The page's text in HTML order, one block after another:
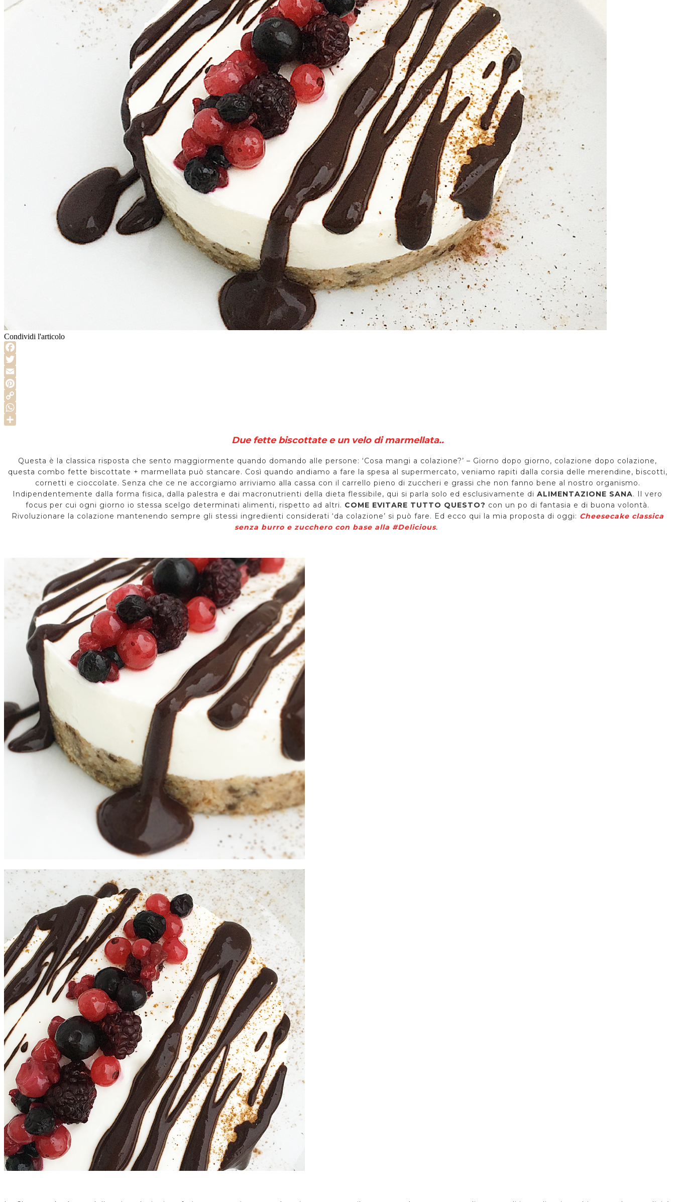
Condividi l'articolo
Facebook
Twitter
Email
Pinterest
Copy
Link
WhatsApp
Due fette biscottate e un velo di marmellata..
Questa è la classica risposta che sento maggiormente quando domando alle persone: ‘Cosa mangi a colazione?’ – Giorno dopo giorno, colazione dopo colazione,
questa combo fette biscottate + marmellata può stancare. Così quando andiamo a fare la spesa al supermercato, veniamo rapiti dalla corsia delle merendine, biscotti,
cornetti e cioccolate. Senza che ce ne accorgiamo arriviamo alla cassa con il carrello pieno di zuccheri e grassi che non fanno bene al nostro organismo.
Indipendentemente dalla forma fisica, dalla palestra e dai macronutrienti della dieta flessibile, qui si parla solo ed esclusivamente di ALIMENTAZIONE SANA. Il vero
focus per cui ogni giorno io stessa scelgo determinati alimenti, rispetto ad altri. COME EVITARE TUTTO QUESTO? con un po di fantasia e di buona volontà.
Rivoluzionare la colazione mantenendo sempre gli stessi ingredienti considerati ‘da colazione’ si può fare. Ed ecco qui la mia proposta di oggi: Cheesecake classica
senza burro e zucchero con base alla #Delicious.